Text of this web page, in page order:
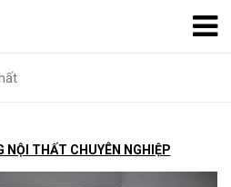
NỘI THẤT CHUYÊN NGHIỆP